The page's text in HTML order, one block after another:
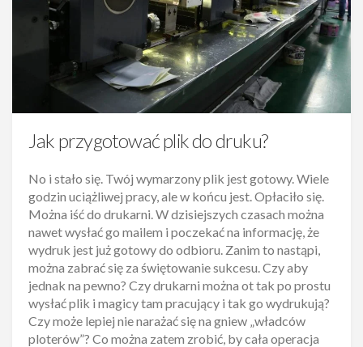
Jak przygotować plik do druku?
No i stało się. Twój wymarzony plik jest gotowy. Wiele
godzin uciążliwej pracy, ale w końcu jest. Opłaciło się.
Można iść do drukarni. W dzisiejszych czasach można
nawet wysłać go mailem i poczekać na informację, że
wydruk jest już gotowy do odbioru. Zanim to nastąpi,
można zabrać się za świętowanie sukcesu. Czy aby
jednak na pewno? Czy drukarni można ot tak po prostu
wysłać plik i magicy tam pracujący i tak go wydrukują?
Czy może lepiej nie narażać się na gniew „władców
ploterów”? Co można zatem zrobić, by cała operacja